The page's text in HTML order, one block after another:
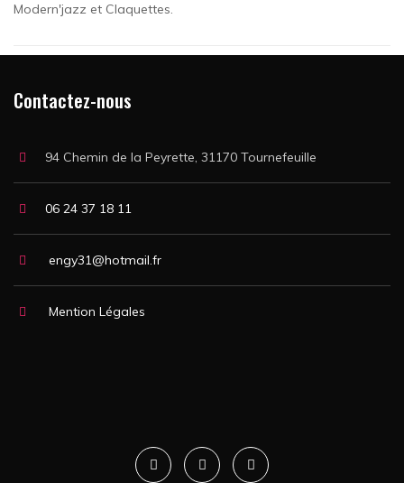
Modern'jazz et Claquettes.
Contactez-nous
94 Chemin de la Peyrette, 31170 Tournefeuille
06 24 37 18 11
engy31@hotmail.fr
Mention Légales